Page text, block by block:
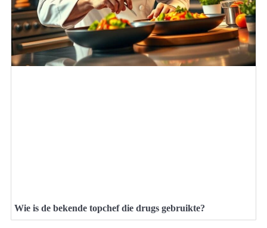
Wie is de bekende topchef die drugs gebruikte?